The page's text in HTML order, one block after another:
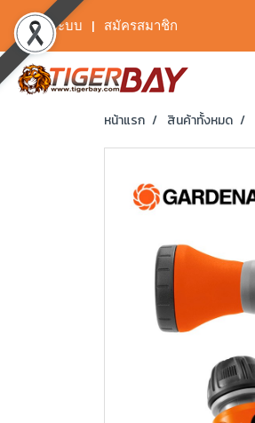
เข้าสู่ระบบ สมัครสมาชิก
หน้าแรก สินค้าทั้งหมด